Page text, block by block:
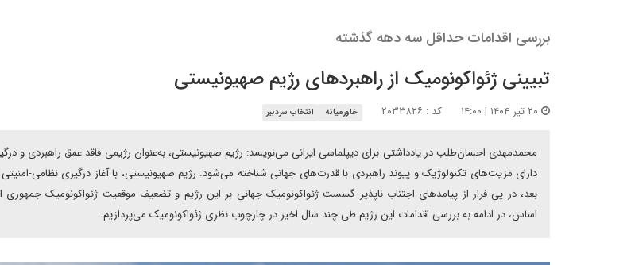
بررسی اقدامات حداقل سه دهه گذشته
تبیینی ژئواکونومیک از راهبردهای رژیم صهیونیستی
کد : ۲۰۳۳۸۲۶ خاورمیانه انتخاب سردبیر
محمدمهدی احسان‌طلب در یادداشتی برای دیپلماسی ایرانی می‌نویسد: رژیم صهیونیستی، به‌عنوان رژیمی فاقد عمق راهبردی و
دارای مزیت‌های تکنولوژیک و پیوند راهبردی با قدرت‌های جهانی شناخته می‌شود. رژیم صهیونیستی، با آغاز درگیری نظامی-
بعد، در پی فرار از پیامدهای اجتناب ناپذیر گسست ژئواکونومیک جهانی بر این رژیم و تضعیف موقعیت ژئواکونومیک
اساس، در ادامه به بررسی اقدامات این رژیم طی چند سال اخیر در چارچوب نظری ژئواکونومیک می‌پردازیم.